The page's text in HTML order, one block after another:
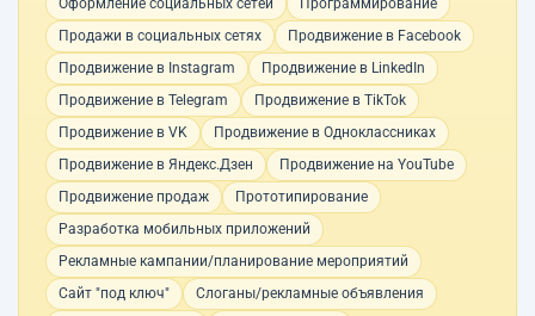
Оформление социальных сетей
Программирование
Продажи в социальных сетях
Продвижение в Facebook
Продвижение в Instagram
Продвижение в LinkedIn
Продвижение в Telegram
Продвижение в TikTok
Продвижение в VK
Продвижение в Одноклассниках
Продвижение в Яндекс.Дзен
Продвижение на YouTube
Продвижение продаж
Прототипирование
Разработка мобильных приложений
Рекламные кампании/планирование мероприятий
Сайт "под ключ"
Слоганы/рекламные объявления